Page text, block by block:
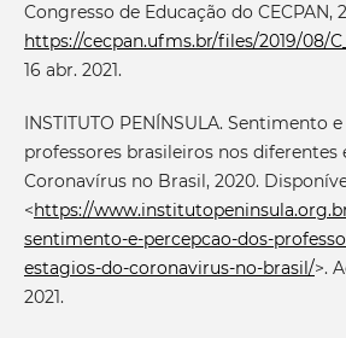
Congresso de Educação do CECPAN,
https://cecpan.ufms.br/files/2019/08/
16 abr. 2021.
INSTITUTO PENÍNSULA. Sentimento
professores brasileiros nos diferentes
Coronavírus no Brasil, 2020.
<https://
sentimento-e-percepcao-dos-
estagios-do-coronavirus-no-brasil/>.
2021.